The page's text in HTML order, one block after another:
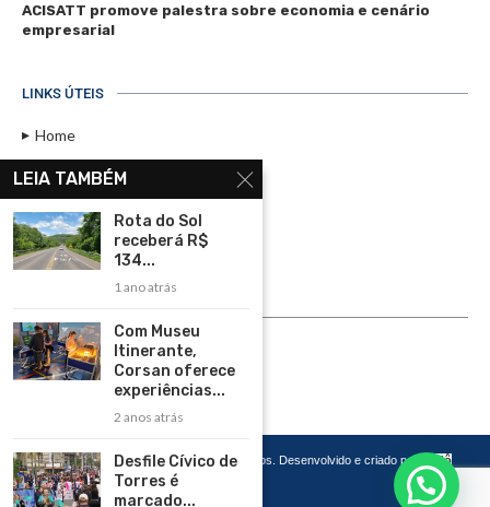
ACISATT promove palestra sobre economia e cenário
empresarial
LINKS ÚTEIS
Home
Assinar
Contato
Política de Privacidade
Rádio Maristela - Ao Vivo
ASSINE
Copyright 2026 – Todos os Direitos Reservados. Desenvolvido e criado por
Cadô
Agência de Marketing
LEIA TAMBÉM
Rota do Sol
receberá R$
134...
1 ano atrás
Com Museu
Itinerante,
Corsan oferece
experiências...
2 anos atrás
Desfile Cívico de
Torres é
marcado...